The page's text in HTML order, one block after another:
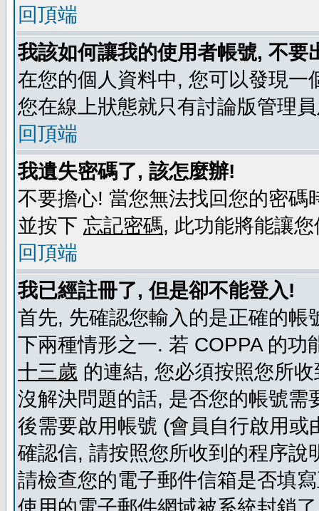
回頂端
我該如何讓我的使用者帳號, 不
在您的個人資料中, 您可以發現一
您在線上狀態就只有討論版管理
回頂端
我遺失密碼了, 該怎麼辦!
不要擔心! 當您無法找回您的密
並按下 忘記密碼, 此功能將能讓
回頂端
我已經註冊了, 但是卻不能登入!
首先, 先確認您輸入的是正確的
下兩種情形之一. 若 COPPA 的
十三歲 的連結, 您必須按照您所
沒解決問題的話, 是否您的帳號
後需要啟用帳號 (會員自行啟用
確認信, 請按照您所收到的程序
請檢查您的電子郵件信箱是否填